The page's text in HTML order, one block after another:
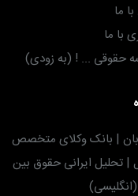
ما
با ما
حقوقی ... ! (به زودی)
| بانک وکلای متخصص
| تحلیل ایرانی حقوق بین
(انگلیسی)